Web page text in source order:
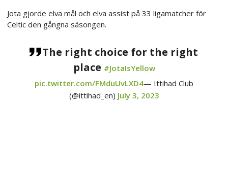
Jota gjorde elva mål och elva assist på 33 ligamatcher för
Celtic den gångna säsongen.
The right choice for the right
place #JotaIsYellow
pic.twitter.com/FMduUvLXD4— Ittihad Club
(@ittihad_en) July 3, 2023